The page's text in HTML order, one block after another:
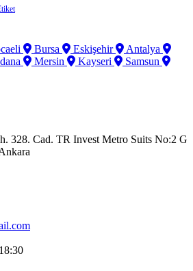
Bursa Eskişehir
Antalya
Mersin Kayseri
Samsun
328. Cad. TR Invest Metro Suits No:2 G